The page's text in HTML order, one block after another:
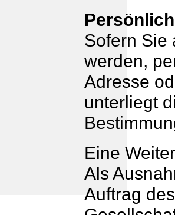
Sofern Sie
werden,
Adresse
unterliegt
Eine
Als
Auftrag